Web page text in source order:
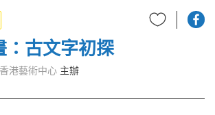
古文字初探
港藝術中心 主辦